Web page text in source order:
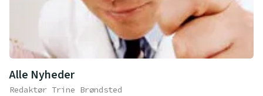
Alle Nyheder
Redaktør Trine Brøndsted